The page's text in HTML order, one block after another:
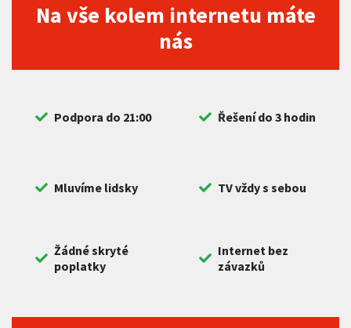
Na vše kolem internetu máte
nás
Podpora do 21:00 Řešení do 3 hodin
Mluvíme lidsky TV vždy s sebou
Žádné skryté
poplatky
Internet bez
závazků